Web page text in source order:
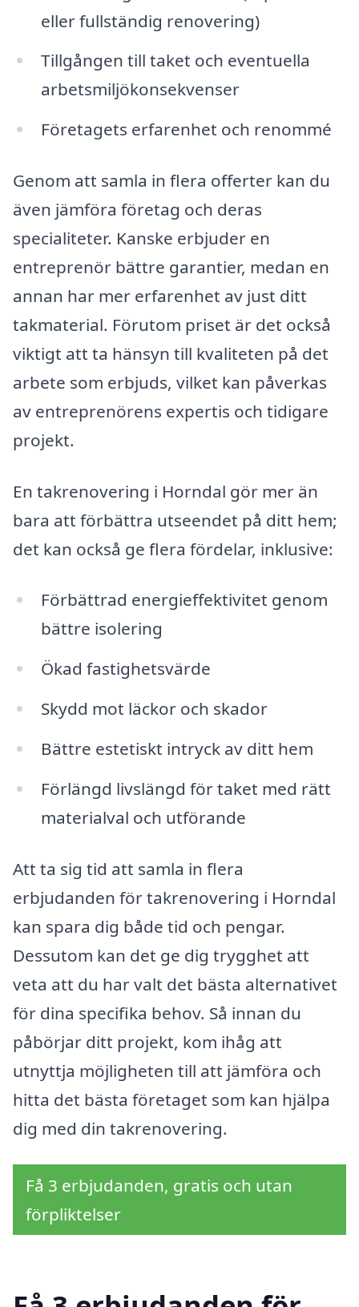
eller fullständig renovering)
Tillgången till taket och eventuella
arbetsmiljökonsekvenser
Företagets erfarenhet och renommé
Genom att samla in flera offerter kan du
även jämföra företag och deras
specialiteter. Kanske erbjuder en
entreprenör bättre garantier, medan en
annan har mer erfarenhet av just ditt
takmaterial. Förutom priset är det också
viktigt att ta hänsyn till kvaliteten på det
arbete som erbjuds, vilket kan påverkas
av entreprenörens expertis och tidigare
projekt.
En takrenovering i Horndal gör mer än
bara att förbättra utseendet på ditt hem;
det kan också ge flera fördelar, inklusive:
Förbättrad energieffektivitet genom
bättre isolering
Ökad fastighetsvärde
Skydd mot läckor och skador
Bättre estetiskt intryck av ditt hem
Förlängd livslängd för taket med rätt
materialval och utförande
Att ta sig tid att samla in flera
erbjudanden för takrenovering i Horndal
kan spara dig både tid och pengar.
Dessutom kan det ge dig trygghet att
veta att du har valt det bästa alternativet
för dina specifika behov. Så innan du
påbörjar ditt projekt, kom ihåg att
utnyttja möjligheten till att jämföra och
hitta det bästa företaget som kan hjälpa
dig med din takrenovering.
Få 3 erbjudanden, gratis och utan
förpliktelser